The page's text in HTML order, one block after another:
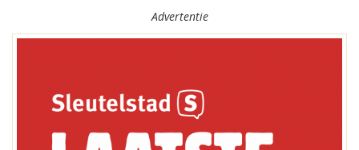
Advertentie